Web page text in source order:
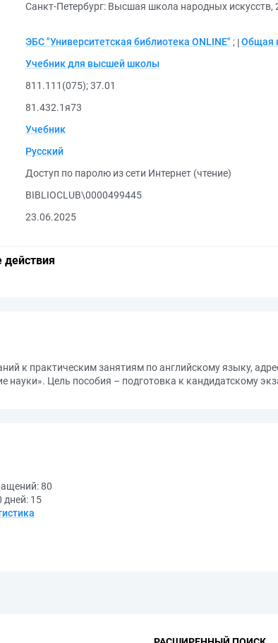
Санкт-Петербург: Высшая школа народных искусств,
ЭБС "Университетская библиотека ONLINE" ; Общая
Учебник для высшей школы
811.111(075);37.01
81.432.1я73
Учебник
Русский
Доступ по паролю из сети Интернет (чтение)
BIBLIOCLUB\0000499445
23.06.2025
к практическим занятиям по английскому языку,
науки». Цель пособия – подготовка к кандидатскому
80
дней: 15